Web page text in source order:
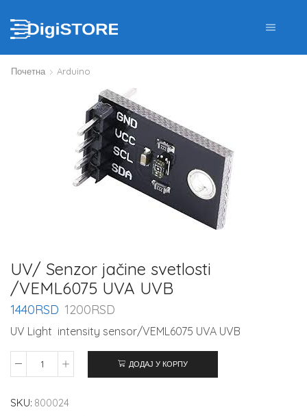
Почетна Arduino
UV/ Senzor jačine svetlosti
/VEML6075 UVA UVB
1440RSD 1200RSD
UV Light intensity sensor/VEML6075 UVA UVB
ДОДАЈ У КОРПУ
SKU: 800024